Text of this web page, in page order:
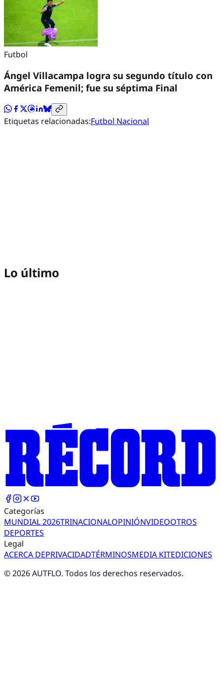
Futbol
Ángel Villacampa logra su segundo título con
América Femenil; fue su séptima Final
Etiquetas relacionadas:Futbol Nacional
Lo último
Categorías
MUNDIAL 2026TRINACIONALOPINIÓNVIDEOOTROS
DEPORTES
Legal
ACERCA DEPRIVACIDADTÉRMINOSMEDIA KITEDICIONES
©2026AUTFLO. Todos los derechos reservados.